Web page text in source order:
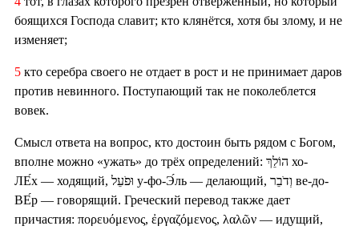
боящихся Господа славит; кто клянётся, хотя бы злому, и не
изменяет;
5 кто серебра своего не отдает в рост и не принимает даров
против невинного. Поступающий так не поколеблется
вовек.
Смысл ответа на вопрос, кто достоин быть рядом с Богом,
вполне можно «ужать» до трёх определений: הוֹלֵךְ хо-
ЛЕ́х — ходящий, וּפֹעֵל у-фо-Э́ль — делающий, וְדֹבֵר ве-до-
ВЕ́р — говорящий. Греческий перевод также дает
причастия: πορευόμενος, ἐργαζόμενος, λαλῶν — идущий,